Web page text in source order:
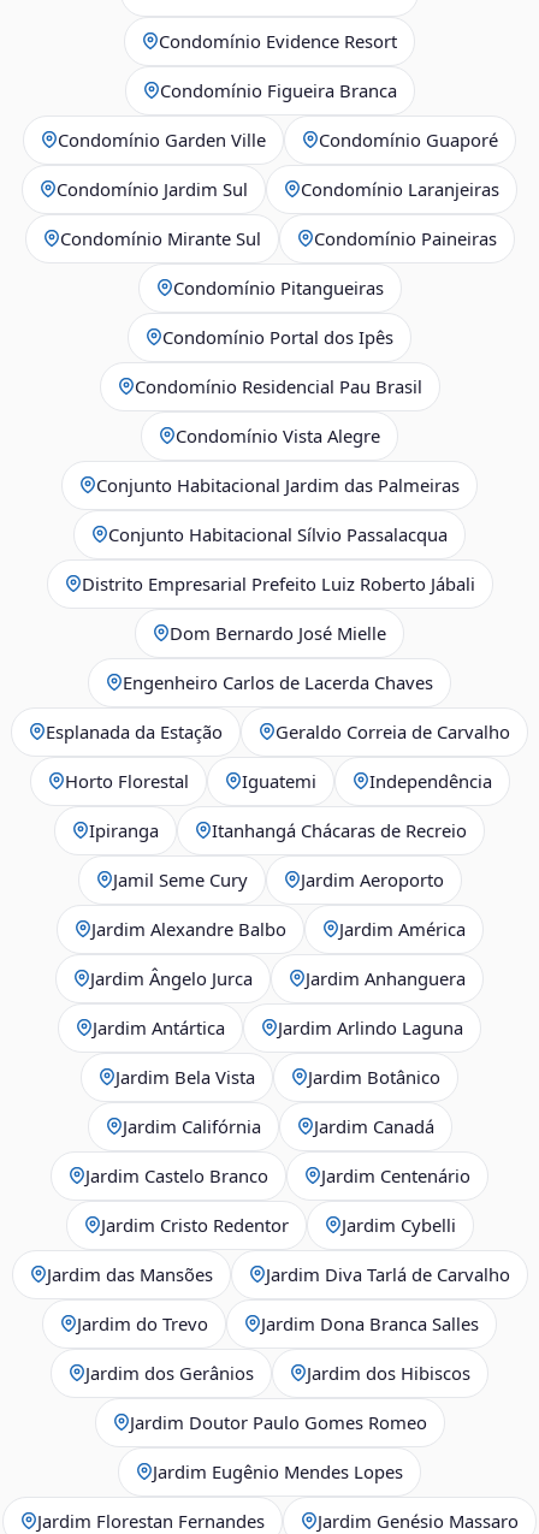
Condomínio Evidence Resort
Condomínio Figueira Branca
Condomínio Garden Ville Condomínio Guaporé
Condomínio Jardim Sul Condomínio Laranjeiras
Condomínio Mirante Sul Condomínio Paineiras
Condomínio Pitangueiras
Condomínio Portal dos Ipês
Condomínio Residencial Pau Brasil
Condomínio Vista Alegre
Conjunto Habitacional Jardim das Palmeiras
Conjunto Habitacional Sílvio Passalacqua
Distrito Empresarial Prefeito Luiz Roberto Jábali
Dom Bernardo José Mielle
Engenheiro Carlos de Lacerda Chaves
Esplanada da Estação Geraldo Correia de Carvalho
Horto Florestal Iguatemi Independência
Ipiranga Itanhangá Chácaras de Recreio
Jamil Seme Cury Jardim Aeroporto
Jardim Alexandre Balbo Jardim América
Jardim Ângelo Jurca Jardim Anhanguera
Jardim Antártica Jardim Arlindo Laguna
Jardim Bela Vista Jardim Botânico
Jardim Califórnia Jardim Canadá
Jardim Castelo Branco Jardim Centenário
Jardim Cristo Redentor Jardim Cybelli
Jardim das Mansões Jardim Diva Tarlá de Carvalho
Jardim do Trevo Jardim Dona Branca Salles
Jardim dos Gerânios Jardim dos Hibiscos
Jardim Doutor Paulo Gomes Romeo
Jardim Eugênio Mendes Lopes
Jardim Florestan Fernandes Jardim Genésio Massaro